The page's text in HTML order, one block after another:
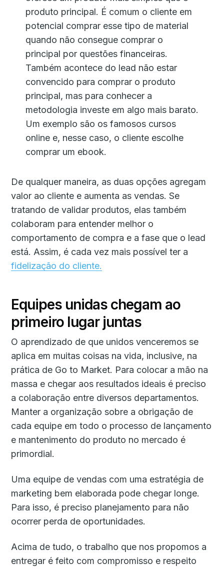
produto principal. É comum o cliente em
potencial comprar esse tipo de material
quando não consegue comprar o
principal por questões financeiras.
Também acontece do lead não estar
convencido para comprar o produto
principal, mas para conhecer a
metodologia investe em algo mais barato.
Um exemplo são os famosos cursos
online e, nesse caso, o cliente escolhe
comprar um ebook.
De qualquer maneira, as duas opções agregam
valor ao cliente e aumenta as vendas. Se
tratando de validar produtos, elas também
colaboram para entender melhor o
comportamento de compra e a fase que o lead
está. Assim, é cada vez mais possível ter a
fidelização do cliente.
Equipes unidas chegam ao
primeiro lugar juntas
O aprendizado de que unidos venceremos se
aplica em muitas coisas na vida, inclusive, na
prática de Go to Market. Para colocar a mão na
massa e chegar aos resultados ideais é preciso
a colaboração entre diversos departamentos.
Manter a organização sobre a obrigação de
cada equipe em todo o processo de lançamento
e mantenimento do produto no mercado é
primordial.
Uma equipe de vendas com uma estratégia de
marketing bem elaborada pode chegar longe.
Para isso, é preciso planejamento para não
ocorrer perda de oportunidades.
Acima de tudo, o trabalho que nos propomos a
entregar é feito com compromisso e respeito